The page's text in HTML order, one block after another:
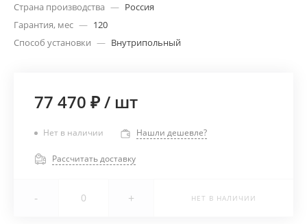
Страна производства — Россия
Гарантия, мес — 120
Способ установки — Внутрипольный
77 470 ₽/ шт
Нет в наличии Нашли дешевле?
Рассчитать доставку
- + НЕТ В НАЛИЧИИ